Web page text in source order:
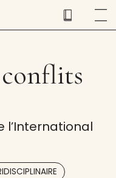
l’International